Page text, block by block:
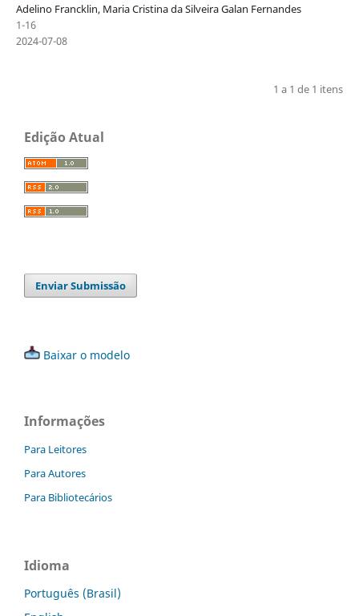
Adelino Francklin, Maria Cristina da Silveira Galan Fernandes
1-16
2024-07-08
1 a 1 de 1 itens
Edição Atual
Enviar Submissão
Baixar o modelo
Informações
Para Leitores
Para Autores
Para Bibliotecários
Idioma
Português (Brasil)